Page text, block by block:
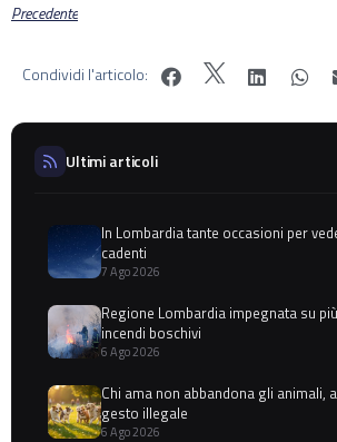
Precedente
Condividi l'articolo:
Ultimi articoli
In Lombardia tante occasioni per
cadenti
7 Ago 2026
Regione Lombardia impegnata su
incendi boschivi
6 Ago 2026
Chi ama non abbandona gli animali,
gesto illegale
6 Ago 2026